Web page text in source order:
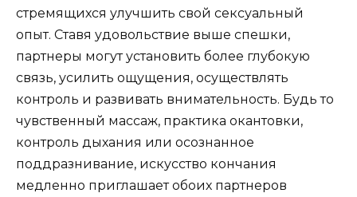
стремящихся улучшить свой сексуальный
опыт. Ставя удовольствие выше спешки,
партнеры могут установить более глубокую
связь, усилить ощущения, осуществлять
контроль и развивать внимательность. Будь то
чувственный массаж, практика окантовки,
контроль дыхания или осознанное
поддразнивание, искусство кончания
медленно приглашает обоих партнеров